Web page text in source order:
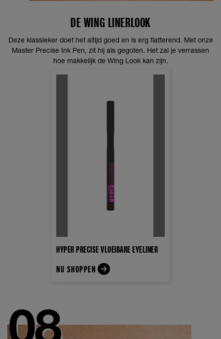
DE WING LINERLOOK
Deze klassieker doet het altijd goed en is erg flatterend. Met onze
Master Precise Ink Pen, zit hij als gegoten. Het zal je verrassen
hoe makkelijk de Wing Look kan zijn.
HYPER PRECISE VLOEIBARE EYELINER
NU SHOPPEN